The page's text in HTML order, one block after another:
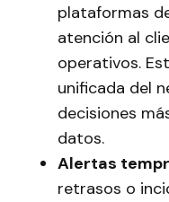
plataformas
atención al
operativos.
unificada del
decisiones
datos.
Alertas
retrasos o